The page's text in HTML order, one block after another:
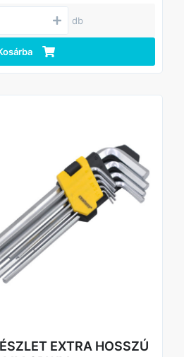
élettartammal.
elleni védelemért.
rendezett tartógyűrűvel.
gépészeti munkákhoz,
db
EXTRA HOSSZÚ